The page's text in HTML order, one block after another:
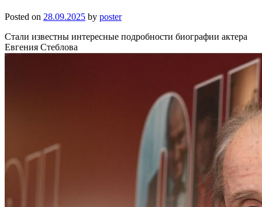
Posted on 28.09.2025 by poster
Стали известны интересные подробности биографии актера
Евгения Стеблова